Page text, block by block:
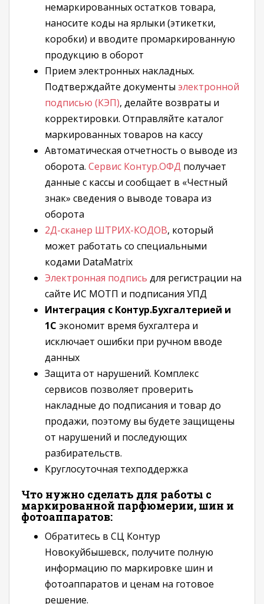
немаркированных остатков товара,
наносите коды на ярлыки (этикетки,
коробки) и вводите промаркированную
продукцию в оборот
Прием электронных накладных.
Подтверждайте документы электронной
подписью (КЭП), делайте возвраты и
корректировки. Отправляйте каталог
маркированных товаров на кассу
Автоматическая отчетность о выводе из
оборота. Сервис Контур.ОФД получает
данные с кассы и сообщает в «Честный
знак» сведения о выводе товара из
оборота
2Д-сканер ШТРИХ-КОДОВ, который
может работать со специальными
кодами DataMatrix
Электронная подпись для регистрации на
сайте ИС МОТП и подписания УПД
Интеграция с Контур.Бухгалтерией и
1С экономит время бухгалтера и
исключает ошибки при ручном вводе
данных
Защита от нарушений. Комплекс
сервисов позволяет проверить
накладные до подписания и товар до
продажи, поэтому вы будете защищены
от нарушений и последующих
разбирательств.
Круглосуточная техподдержка
Что нужно сделать для работы с
маркированной парфюмерии, шин и
фотоаппаратов:
Обратитесь в СЦ Контур
Новокуйбышевск, получите полную
информацию по маркировке шин и
фотоаппаратов и ценам на готовое
решение.